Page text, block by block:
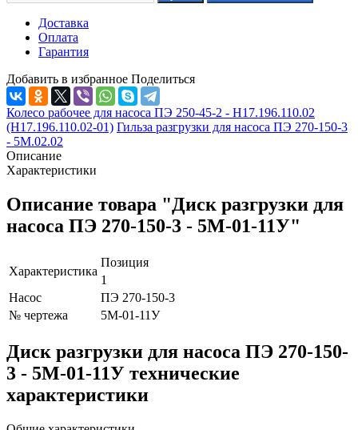
Доставка
Оплата
Гарантия
Добавить в избранное Поделиться
Колесо рабочее для насоса ПЭ 250-45-2 - Н17.196.110.02
(Н17.196.110.02-01) Гильза разгрузки для насоса ПЭ 270-150-3
- 5М.02.02
Описание
Характеристики
Описание товара "Диск разгрузки для
насоса ПЭ 270-150-3 - 5М-01-11У"
Характеристика
Позиция
1
Насос
ПЭ 270-150-3
№ чертежа
5М-01-11У
Диск разгрузки для насоса ПЭ 270-150-
3 - 5М-01-11У технические
характеристики